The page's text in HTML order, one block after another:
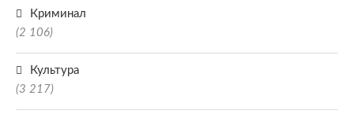
Криминал
(2 106)
Культура
(3 217)